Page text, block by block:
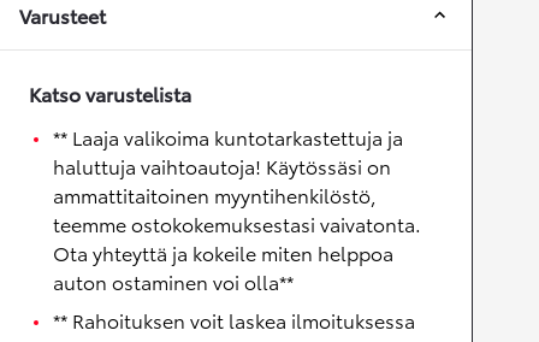
Varusteet
Katso varustelista
** Laaja valikoima kuntotarkastettuja ja
haluttuja vaihtoautoja! Käytössäsi on
ammattitaitoinen myyntihenkilöstö,
teemme ostokokemuksestasi vaivatonta.
Ota yhteyttä ja kokeile miten helppoa
auton ostaminen voi olla**
** Rahoituksen voit laskea ilmoituksessa